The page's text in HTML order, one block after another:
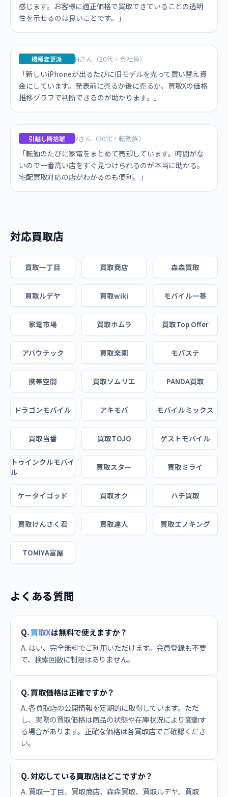
感じます。お客様に適正価格で買取できていることの透明
性を示せるのは良いことです。」
機種変更派 Hさん（20代・会社員）
「新しいiPhoneが出るたびに旧モデルを売って買い替え資
金にしています。発表前に売るか後に売るか、買取Xの価格
推移グラフで判断できるのが助かります。」
引越し断捨離 Yさん（30代・転勤族）
「転勤のたびに家電をまとめて売却しています。時間がな
いので一番高い店をすぐ見つけられるのが本当に助かる。
宅配買取対応の店がわかるのも便利。」
対応買取店
買取一丁目 買取商店 森森買取
買取ルデヤ 買取wiki モバイル一番
家電市場 買取ホムラ 買取Top Offer
アバウテック 買取楽園 モバステ
携帯空間 買取ソムリエ PANDA買取
ドラゴンモバイル アキモバ モバイルミックス
買取当番 買取TOJO ゲストモバイル
トゥインクルモバイ
ル
買取スター 買取ミライ
ケータイゴッド 買取オク ハチ買取
買取けんさく君 買取達人 買取エノキング
TOMIYA富屋
よくある質問
Q.買取Xは無料で使えますか？
A. はい、完全無料でご利用いただけます。会員登録も不要
で、検索回数に制限はありません。
Q. 買取価格は正確ですか？
A. 各買取店の公開情報を定期的に取得しています。ただ
し、実際の買取価格は商品の状態や在庫状況により変動す
る場合があります。正確な価格は各買取店でご確認くださ
い。
Q. 対応している買取店はどこですか？
A. 買取一丁目、買取商店、森森買取、買取ルデヤ、買取